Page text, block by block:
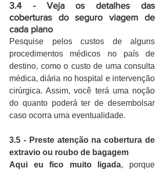
3.4 - Veja os detalhes das
coberturas do seguro viagem de
cada plano
Pesquise pelos custos de alguns
procedimentos médicos no país de
destino, como o custo de uma consulta
médica, diária no hospital e intervenção
cirúrgica. Assim, você terá uma noção
do quanto poderá ter de desembolsar
caso ocorra uma eventualidade.
3.5 - Preste atenção na cobertura de
extravio ou roubo de bagagem
Aqui eu fico muito ligada, porque